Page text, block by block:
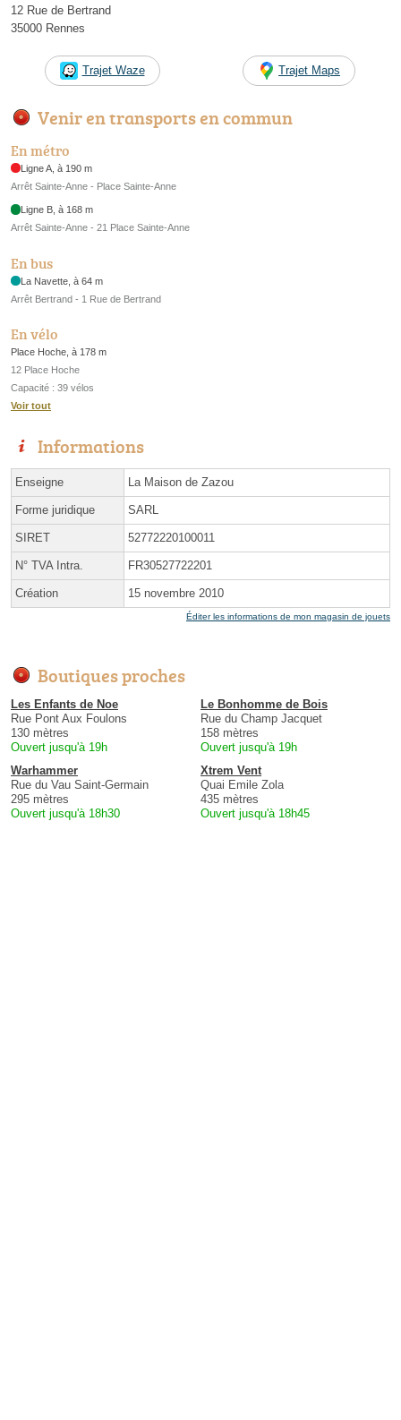
12 Rue de Bertrand
35000 Rennes
Trajet Waze Trajet Maps
Venir en transports en commun
En métro
Ligne A, à 190 m
Arrêt Sainte-Anne - Place Sainte-Anne
Ligne B, à 168 m
Arrêt Sainte-Anne - 21 Place Sainte-Anne
En bus
La Navette, à 64 m
Arrêt Bertrand - 1 Rue de Bertrand
En vélo
Place Hoche, à 178 m
12 Place Hoche
Capacité : 39 vélos
Voir tout
Informations
Enseigne La Maison de Zazou
Forme juridique SARL
SIRET 52772220100011
N° TVA Intra. FR30527722201
Création 15 novembre 2010
Éditer les informations de mon magasin de jouets
Boutiques proches
Les Enfants de Noe
Rue Pont Aux Foulons
130 mètres
Ouvert jusqu'à 19h
Le Bonhomme de Bois
Rue du Champ Jacquet
158 mètres
Ouvert jusqu'à 19h
Warhammer
Rue du Vau Saint-Germain
295 mètres
Ouvert jusqu'à 18h30
Xtrem Vent
Quai Emile Zola
435 mètres
Ouvert jusqu'à 18h45